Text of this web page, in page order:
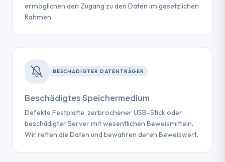
ermöglichen den Zugang zu den Daten im gesetzlichen
Rahmen.
BESCHÄDIGTER DATENTRÄGER
Beschädigtes Speichermedium
Defekte Festplatte, zerbrochener USB-Stick oder
beschädigter Server mit wesentlichen Beweismitteln.
Wir retten die Daten und bewahren deren Beweiswert.